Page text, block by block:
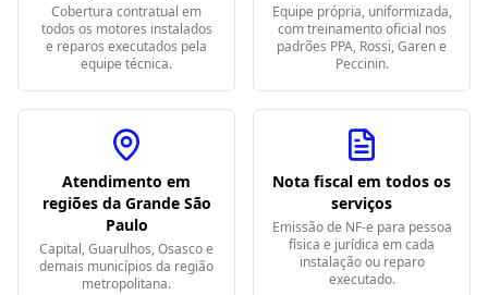
Cobertura contratual em
todos os motores instalados
e reparos executados pela
equipe técnica.
Equipe própria, uniformizada,
com treinamento oficial nos
padrões PPA, Rossi, Garen e
Peccinin.
Atendimento em
regiões da Grande São
Paulo
Capital, Guarulhos, Osasco e
demais municípios da região
metropolitana.
Nota fiscal em todos os
serviços
Emissão de NF-e para pessoa
física e jurídica em cada
instalação ou reparo
executado.